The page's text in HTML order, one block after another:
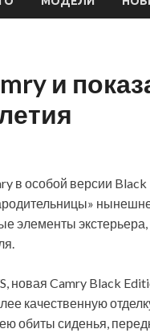
и
в особой версии
элементы
новая Camry Black
качественную
обиты сиденья,